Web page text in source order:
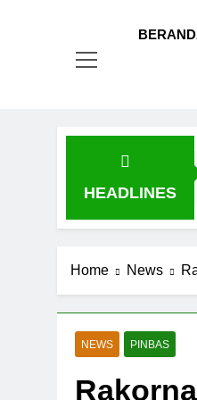
HEADLINES
Home News
NEWS PINBAS